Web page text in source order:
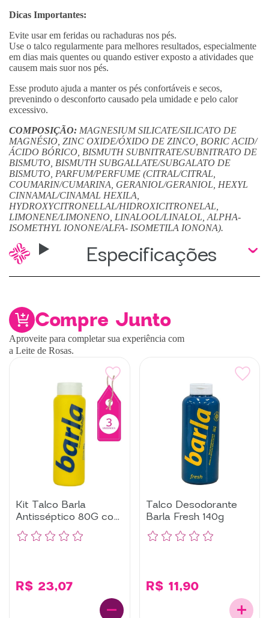
Dicas Importantes:
Evite usar em feridas ou rachaduras nos pés.
Use o talco regularmente para melhores resultados, especialmente
em dias mais quentes ou quando estiver exposto a atividades que
causem mais suor nos pés.
Esse produto ajuda a manter os pés confortáveis e secos,
prevenindo o desconforto causado pela umidade e pelo calor
excessivo.
COMPOSIÇÃO: MAGNESIUM SILICATE/SILICATO DE
MAGNÉSIO, ZINC OXIDE/ÓXIDO DE ZINCO, BORIC ACID/
ÁCIDO BÓRICO, BISMUTH SUBNITRATE/SUBNITRATO DE
BISMUTO, BISMUTH SUBGALLATE/SUBGALATO DE
BISMUTO, PARFUM/PERFUME (CITRAL/CITRAL,
COUMARIN/CUMARINA, GERANIOL/GERANIOL, HEXYL
CINNAMAL/CINAMAL HEXILA,
HYDROXYCITRONELLAL/HIDROXICITRONELAL,
LIMONENE/LIMONENO, LINALOOL/LINALOL, ALPHA-
ISOMETHYL IONONE/ALFA- ISOMETILA IONONA).
Especificações
Compre Junto
Aproveite para completar sua experiência com
a Leite de Rosas.
Kit Talco Barla
Antisséptico 80G com
3 Un
R$ 23,07
Talco Desodorante
Barla Fresh 140g
R$ 11,90